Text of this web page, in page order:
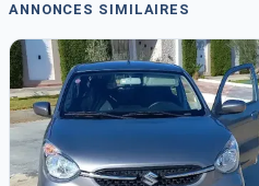
ANNONCES SIMILAIRES